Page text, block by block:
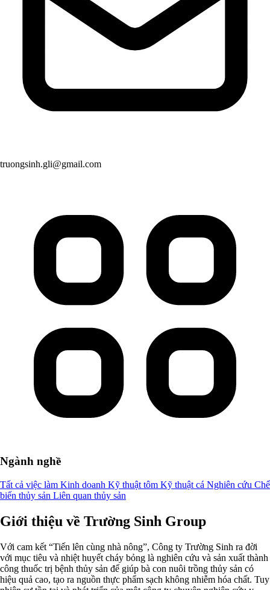
truongsinh.gli@gmail.com
Ngành nghề
Tất cả việc làm Kinh doanh Kỹ thuật tôm Kỹ thuật cá Nghiên cứu Chế
biến thủy sản Liên quan thủy sản
Giới thiệu về Trường Sinh Group
Với cam kết “Tiến lên cùng nhà nông”, Công ty Trường Sinh ra đời
với mục tiêu và nhiệt huyết cháy bỏng là nghiên cứu và sản xuất thành
công thuốc trị bệnh thủy sản để giúp bà con nuôi trồng thủy sản có
hiệu quả cao, tạo ra nguồn thực phẩm sạch không nhiễm hóa chất. Tuy